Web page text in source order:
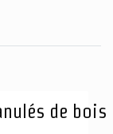
de bois